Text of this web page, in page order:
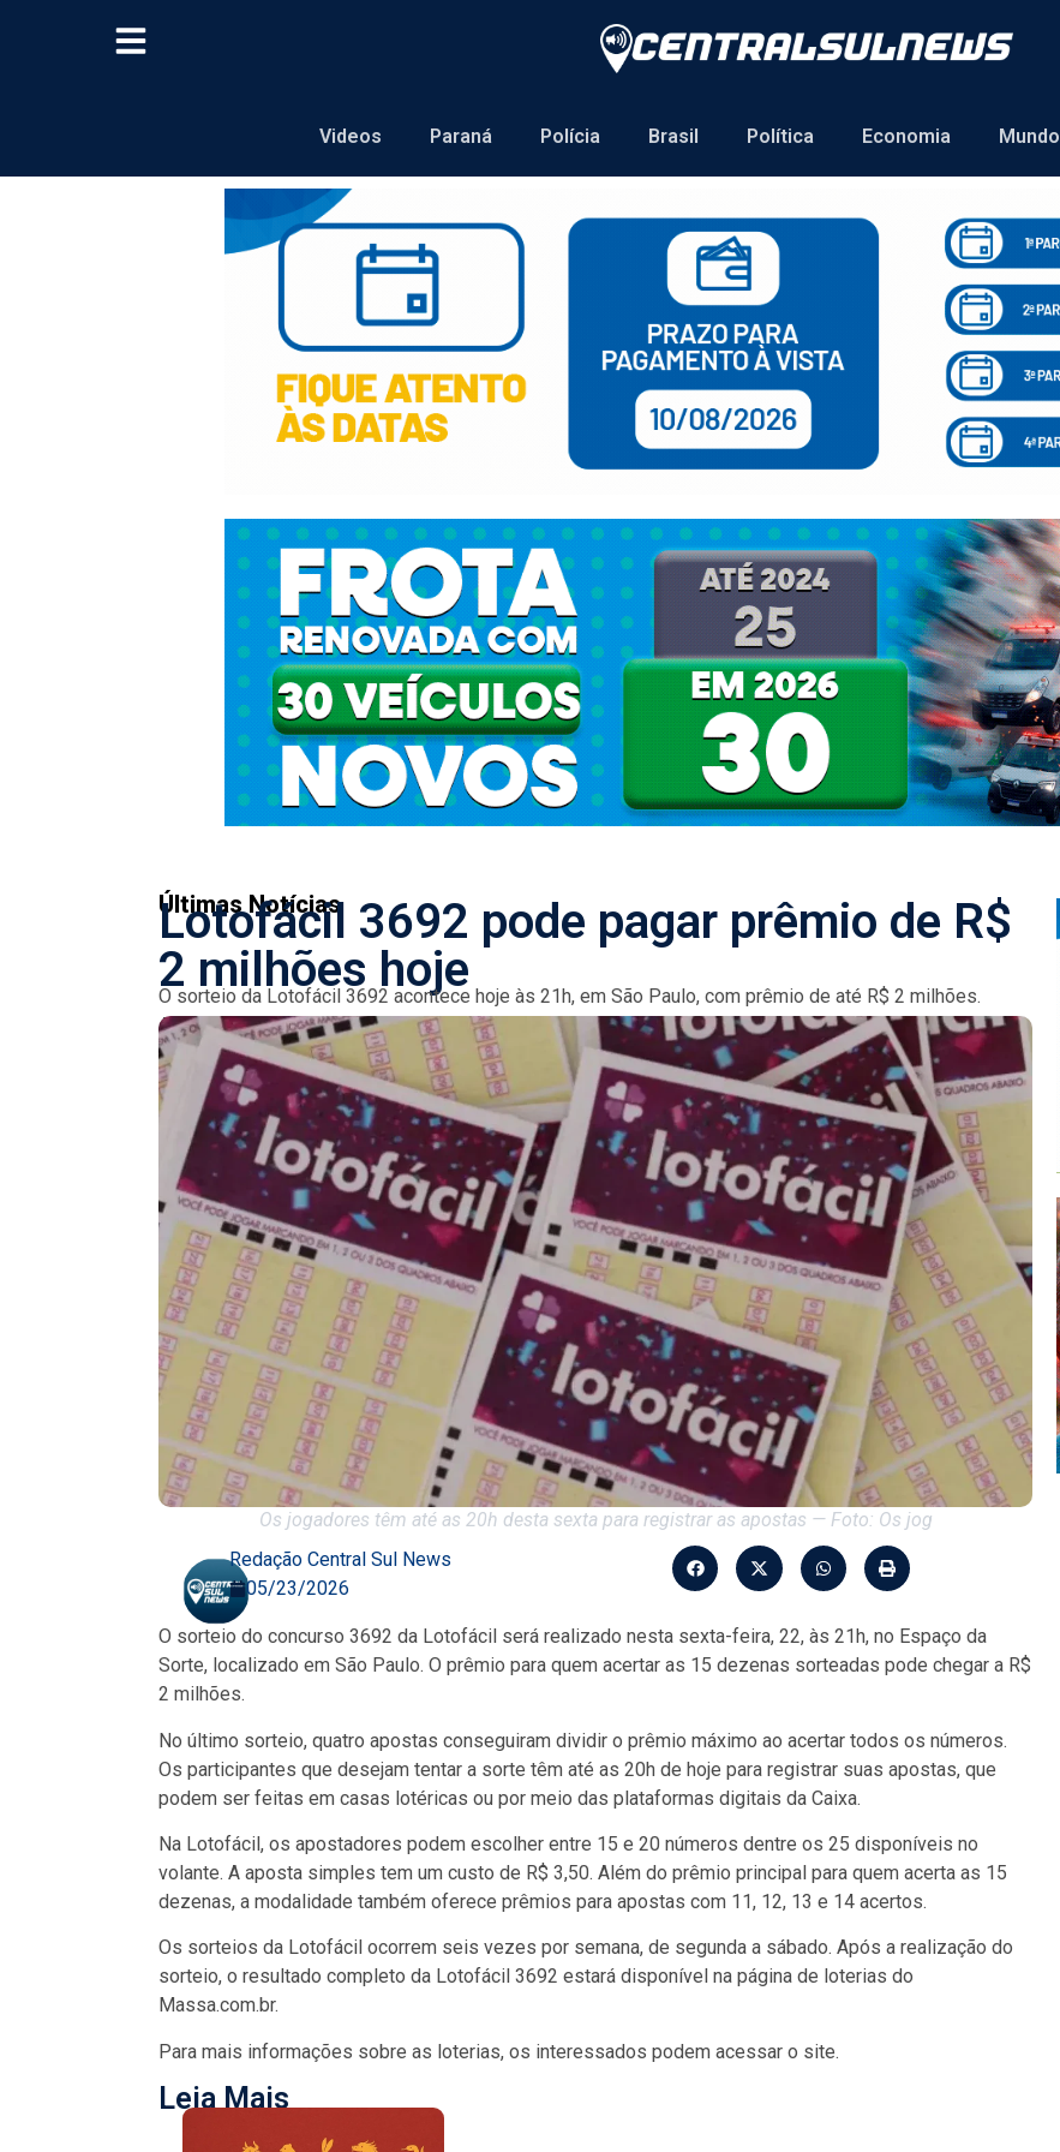
Videos Paraná Polícia Brasil Política Economia Mundo
Últimas Notícias
Lotofácil 3692 pode pagar prêmio de R$
2 milhões hoje
O sorteio da Lotofácil 3692 acontece hoje às 21h, em São Paulo, com prêmio de até R$ 2 milhões.
Apostas podem ser registradas até as...
Os jogadores têm até as 20h desta sexta para registrar as apostas — Foto: Os jog
Redação Central Sul News
05/23/2026
O sorteio do concurso 3692 da Lotofácil será realizado nesta sexta-feira, 22, às 21h, no Espaço da
Sorte, localizado em São Paulo. O prêmio para quem acertar as 15 dezenas sorteadas pode chegar a R$
2 milhões.
No último sorteio, quatro apostas conseguiram dividir o prêmio máximo ao acertar todos os números.
Os participantes que desejam tentar a sorte têm até as 20h de hoje para registrar suas apostas, que
podem ser feitas em casas lotéricas ou por meio das plataformas digitais da Caixa.
Na Lotofácil, os apostadores podem escolher entre 15 e 20 números dentre os 25 disponíveis no
volante. A aposta simples tem um custo de R$ 3,50. Além do prêmio principal para quem acerta as 15
dezenas, a modalidade também oferece prêmios para apostas com 11, 12, 13 e 14 acertos.
Os sorteios da Lotofácil ocorrem seis vezes por semana, de segunda a sábado. Após a realização do
sorteio, o resultado completo da Lotofácil 3692 estará disponível na página de loterias do
Massa.com.br.
Para mais informações sobre as loterias, os interessados podem acessar o site.
Leia Mais